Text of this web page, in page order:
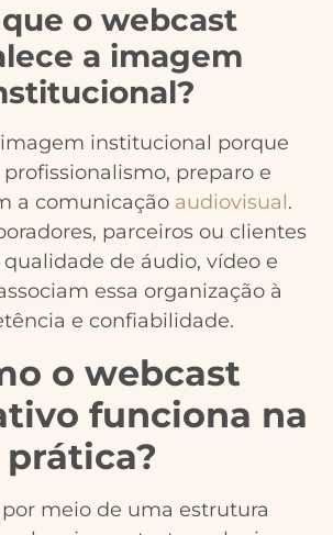
o webcast
a imagem
institucional porque
preparo e
a comunicação audiovisual.
parceiros ou clientes
de áudio, vídeo e
essa organização à
e confiabilidade.
o webcast
funciona na
prática?
meio de uma estrutura